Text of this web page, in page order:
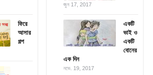
ফিরে
আসার
গল্প
জুন 17, 2017
একটি
ভাই ও
একটি
বোনের
এক দিন
নভে. 19, 2017